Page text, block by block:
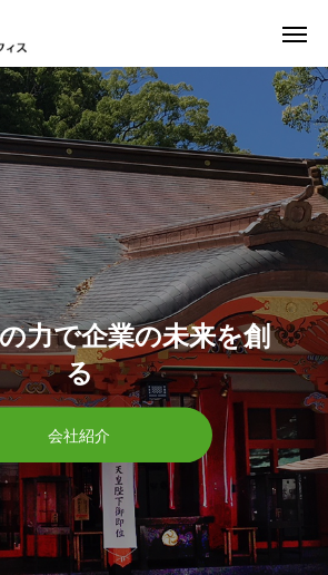
力で企業の未来を創
る
会社紹介